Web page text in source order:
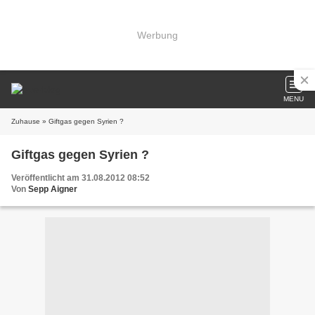
Werbung
MENU
Zuhause » Giftgas gegen Syrien ?
Giftgas gegen Syrien ?
Veröffentlicht am 31.08.2012 08:52
Von Sepp Aigner